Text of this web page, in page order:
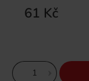
61 Kč